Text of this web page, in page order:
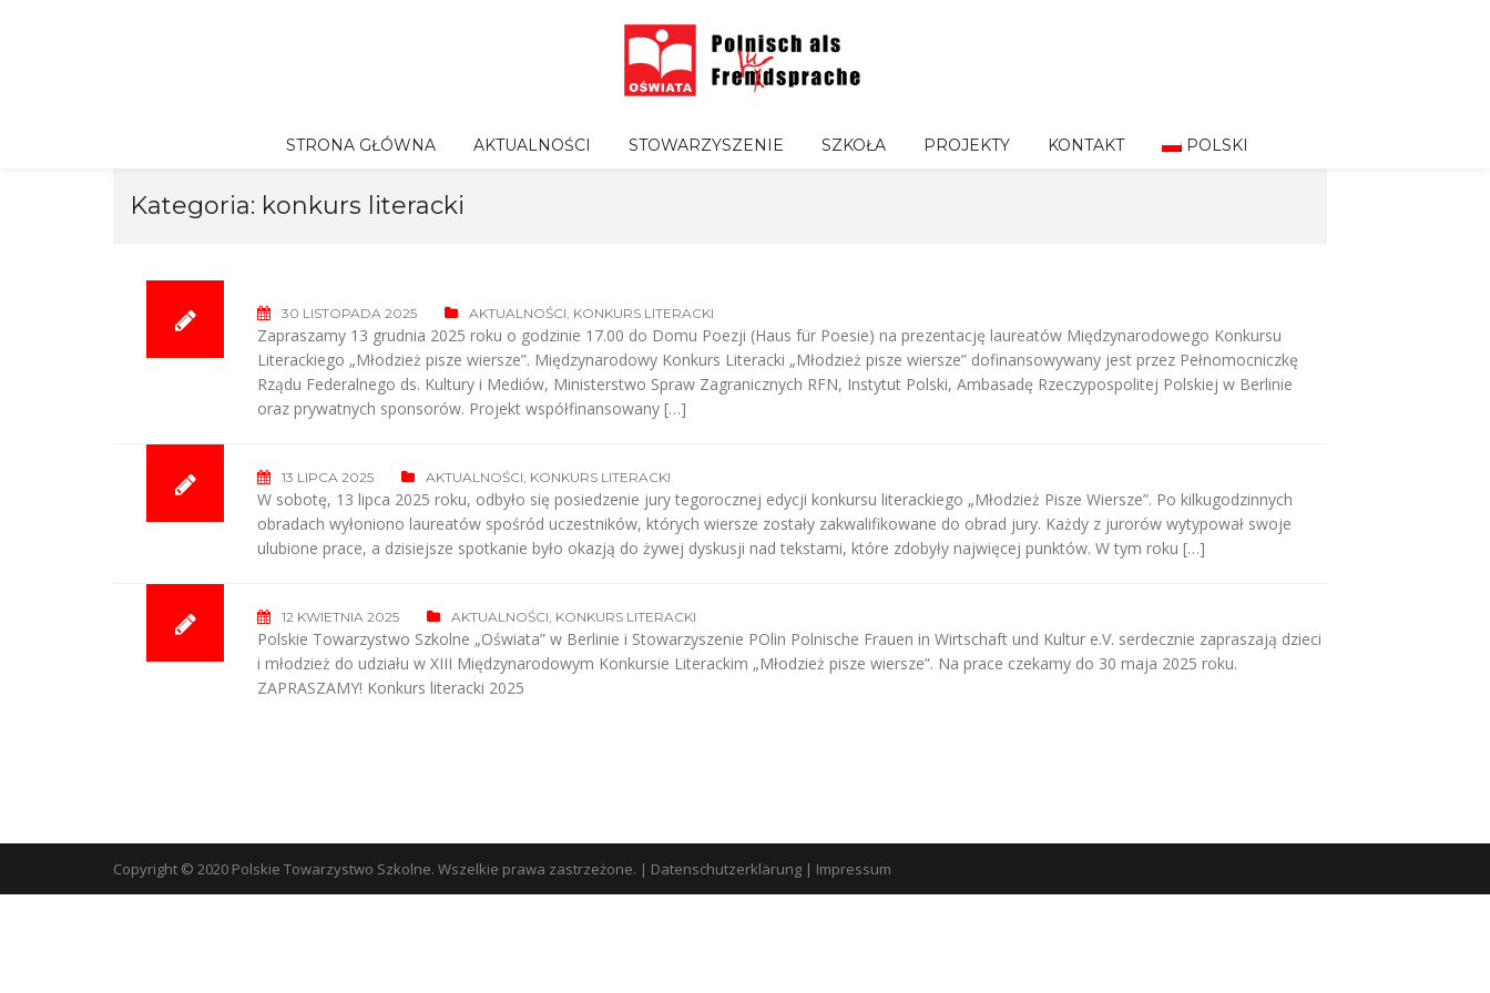
STRONA GŁÓWNA AKTUALNOŚCI STOWARZYSZENIE SZKOŁA PROJEKTY KONTAKT POLSKI
Kategoria: konkurs literacki
30 LISTOPADA 2025 AKTUALNOŚCI, KONKURS LITERACKI
Zapraszamy 13 grudnia 2025 roku o godzinie 17.00 do Domu Poezji (Haus für Poesie) na prezentację laureatów Międzynarodowego Konkursu
Literackiego „Młodzież pisze wiersze”. Międzynarodowy Konkurs Literacki „Młodzież pisze wiersze” dofinansowywany jest przez Pełnomocniczkę
Rządu Federalnego ds. Kultury i Mediów, Ministerstwo Spraw Zagranicznych RFN, Instytut Polski, Ambasadę Rzeczypospolitej Polskiej w Berlinie
oraz prywatnych sponsorów. Projekt współfinansowany […]
13 LIPCA 2025 AKTUALNOŚCI, KONKURS LITERACKI
W sobotę, 13 lipca 2025 roku, odbyło się posiedzenie jury tegorocznej edycji konkursu literackiego „Młodzież Pisze Wiersze”. Po kilkugodzinnych
obradach wyłoniono laureatów spośród uczestników, których wiersze zostały zakwalifikowane do obrad jury. Każdy z jurorów wytypował swoje
ulubione prace, a dzisiejsze spotkanie było okazją do żywej dyskusji nad tekstami, które zdobyły najwięcej punktów. W tym roku […]
12 KWIETNIA 2025 AKTUALNOŚCI, KONKURS LITERACKI
Polskie Towarzystwo Szkolne „Oświata” w Berlinie i Stowarzyszenie POlin Polnische Frauen in Wirtschaft und Kultur e.V. serdecznie zapraszają dzieci
i młodzież do udziału w XIII Międzynarodowym Konkursie Literackim „Młodzież pisze wiersze”. Na prace czekamy do 30 maja 2025 roku.
ZAPRASZAMY! Konkurs literacki 2025
Copyright © 2020 Polskie Towarzystwo Szkolne. Wszelkie prawa zastrzeżone. | Datenschutzerklärung | Impressum